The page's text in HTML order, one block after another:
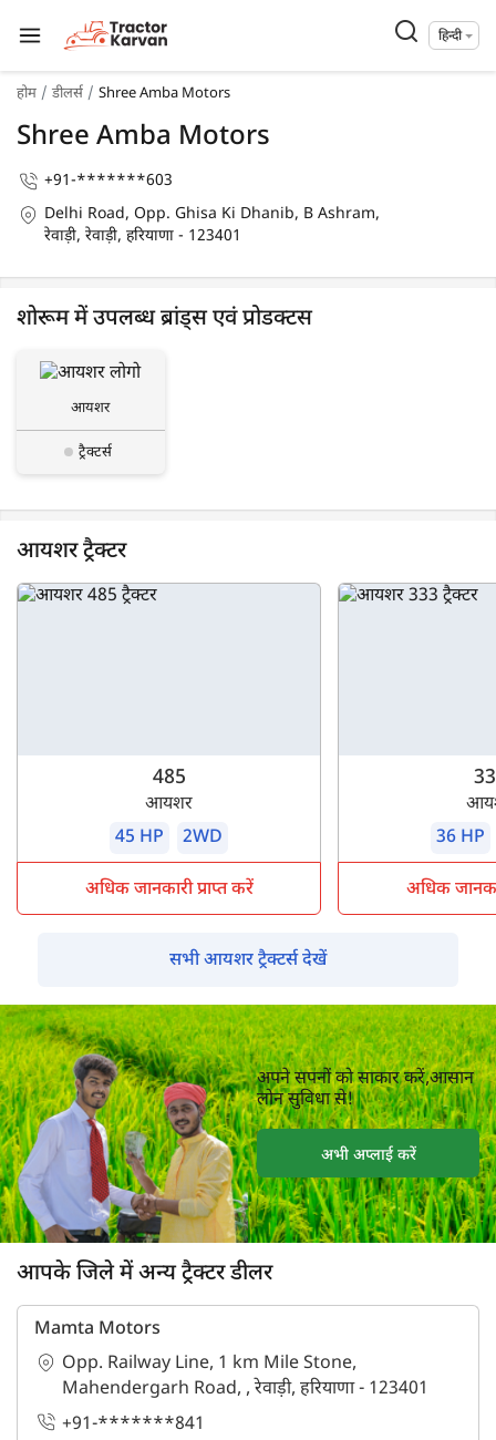
हिन्दी
होम डीलर्स Shree Amba Motors
Shree Amba Motors
+91-*******603
Delhi Road, Opp. Ghisa Ki Dhanib, B Ashram,
रेवाड़ी, रेवाड़ी, हरियाणा - 123401
शोरूम में उपलब्ध ब्रांड्स एवं प्रोडक्टस
आयशर
ट्रैक्टर्स
आयशर ट्रैक्टर
485
आयशर
45 HP
2WD
अधिक जानकारी प्राप्त करें
36 HP
अधिक
सभी आयशर ट्रैक्टर्स देखें
अपने सपनों को साकार करें,आसान
लोन सुविधा से!
अभी अप्लाई करें
आपके जिले में अन्य ट्रैक्टर डीलर
Mamta Motors
Opp. Railway Line, 1 km Mile Stone,
Mahendergarh Road, , रेवाड़ी, हरियाणा - 123401
+91-*******841